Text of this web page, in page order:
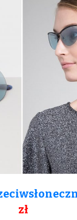
zł